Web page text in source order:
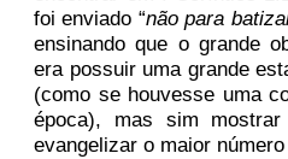
foi enviado “não para
ensinando que o grande
era possuir uma grande
(como se houvesse uma
época), mas sim
evangelizar o maior